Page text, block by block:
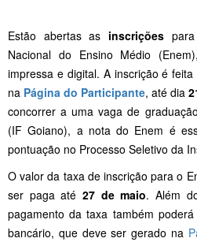
Estão abertas as inscrições
Nacional do Ensino Médio
impressa e digital. A inscrição é
na Página do Participante, até dia
concorrer a uma vaga de
(IF Goiano), a nota do Enem é
pontuação no Processo Seletivo da
O valor da taxa de inscrição para o
ser paga até27 de maio. Além
pagamento da taxa também
bancário, que deve ser gerado na